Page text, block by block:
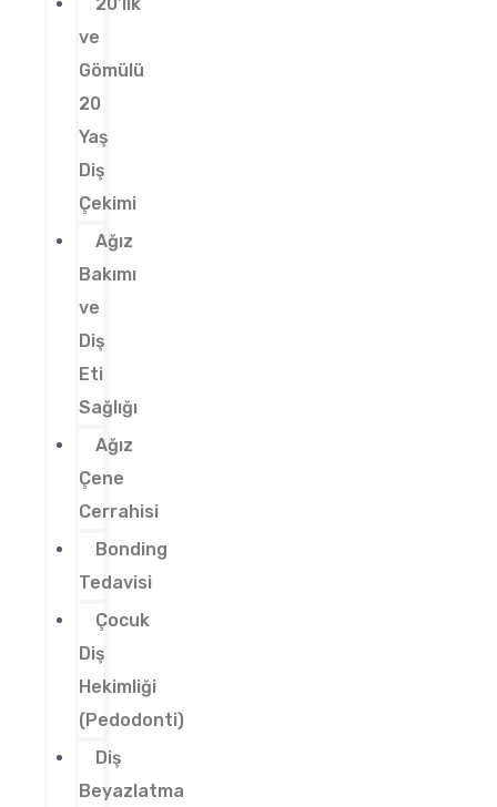
20’lik
ve
Gömülü
20
Yaş
Diş
Çekimi
Ağız
Bakımı
ve
Diş
Eti
Sağlığı
Ağız
Çene
Cerrahisi
Bonding
Tedavisi
Çocuk
Diş
Hekimliği
(Pedodonti)
Diş
Beyazlatma